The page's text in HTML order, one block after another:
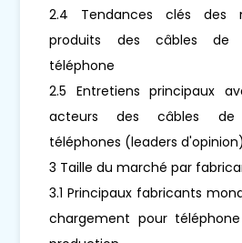
2.4 Tendances clés des
produits des câbles de
téléphone
2.5 Entretiens principaux
acteurs des câbles de
téléphones (leaders d'opinion)
3 Taille du marché par
3.1 Principaux fabricants
chargement pour